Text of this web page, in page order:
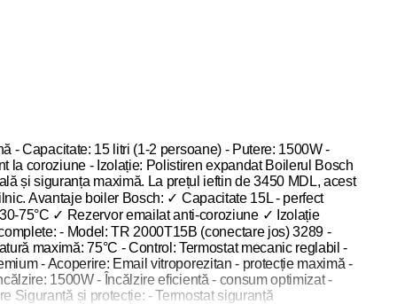
- Capacitate: 15 litri (1-2 persoane) - Putere: 1500W -
la coroziune - Izolație: Polistiren expandat Boilerul Bosch
și siguranța maximă. La prețul ieftin de 3450 MDL, acest
Avantaje boiler Bosch: ✓ Capacitate 15L - perfect
75°C ✓ Rezervor emailat anti-coroziune ✓ Izolație
- Model: TR 2000T15B (conectare jos) 3289 -
maximă: 75°C - Control: Termostat mecanic reglabil -
- Acoperire: Email vitroporezitan - protecție maximă -
1500W - Încălzire eficientă - consum optimizat -
Siguranță și protecție: - Termostat siguranță